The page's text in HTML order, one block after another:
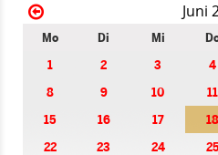
Juni
Mo Di Mi
1
2 3 4
8
9 10 11
15
16 17 18
22
23 24 25